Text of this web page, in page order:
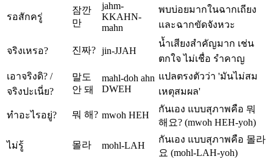
รอสักครู่
잠깐
만
jahm-
KKAHN-
mahn
พบบ่อยมากในฉากเถียง
และฉากขัดจังหวะ
จริงเหรอ? 진짜? jin-JJAH
น้ำเสียงสำคัญมาก เช่น
ตกใจ ไม่เชื่อ รำคาญ
เอาจริงดิ? /
จริงปะเนี่ย?
말도
안 돼
mahl-doh ahn
DWEH
แปลตรงตัวว่า 'มันไม่สม
เหตุสมผล'
ทำอะไรอยู่? 뭐 해? mwoh HEH
กันเอง แบบสุภาพคือ 뭐
해요? (mwoh HEH-yoh)
ไม่รู้ 몰라 mohl-LAH
กันเอง แบบสุภาพคือ 몰라
요 (mohl-LAH-yoh)